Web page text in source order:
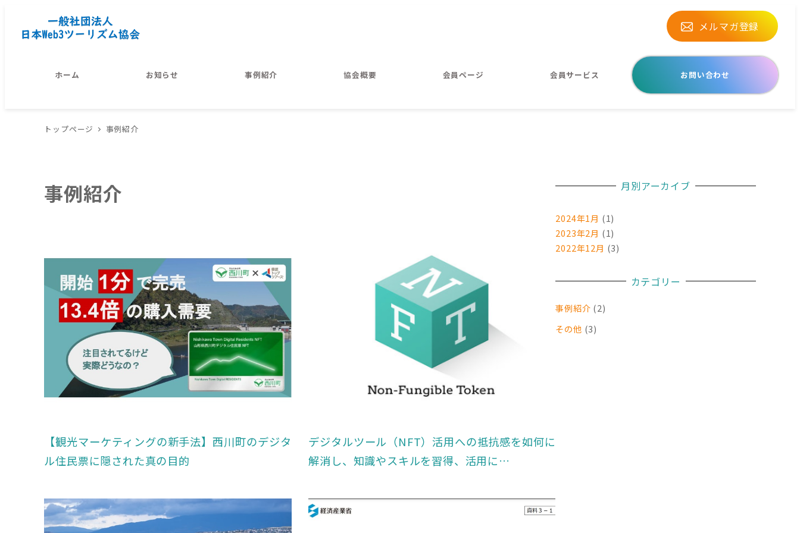
メルマガ登録
ホーム お知らせ 事例紹介 協会概要 会員ページ 会員サービス お問い合わせ
トップページ 事例紹介
事例紹介
【観光マーケティングの新手法】西川町のデジタ
ル住民票に隠された真の目的
デジタルツール（NFT）活用への抵抗感を如何に
解消し、知識やスキルを習得、活用に…
月別アーカイブ
2024年1月 (1)
2023年2月 (1)
2022年12月 (3)
カテゴリー
事例紹介 (2)
その他 (3)